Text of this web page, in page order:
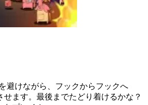
避けながら、フックからフックへ
せます。最後までたどり着けるかな？